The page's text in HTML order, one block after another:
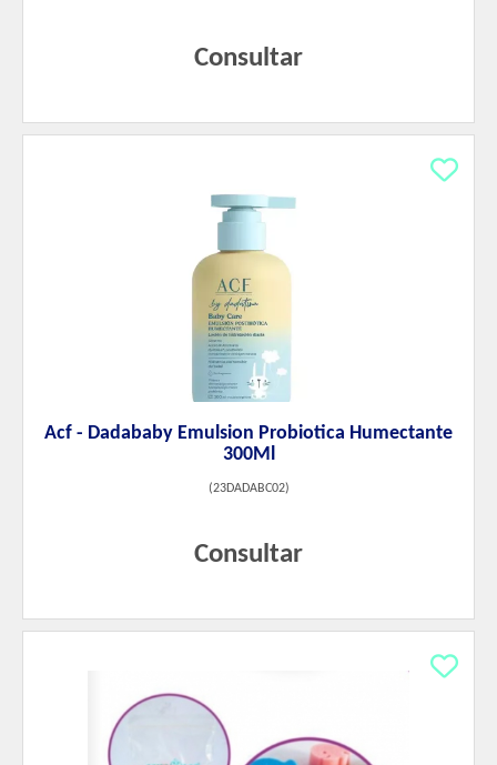
Consultar
Acf - Dadababy Emulsion Probiotica Humectante
300Ml
(23DADABC02)
Consultar